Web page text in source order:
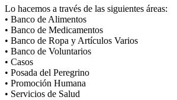
Lo hacemos a través de las siguientes áreas:
• Banco de Alimentos
• Banco de Medicamentos
• Banco de Ropa y Artículos Varios
• Banco de Voluntarios
• Casos
• Posada del Peregrino
• Promoción Humana
• Servicios de Salud